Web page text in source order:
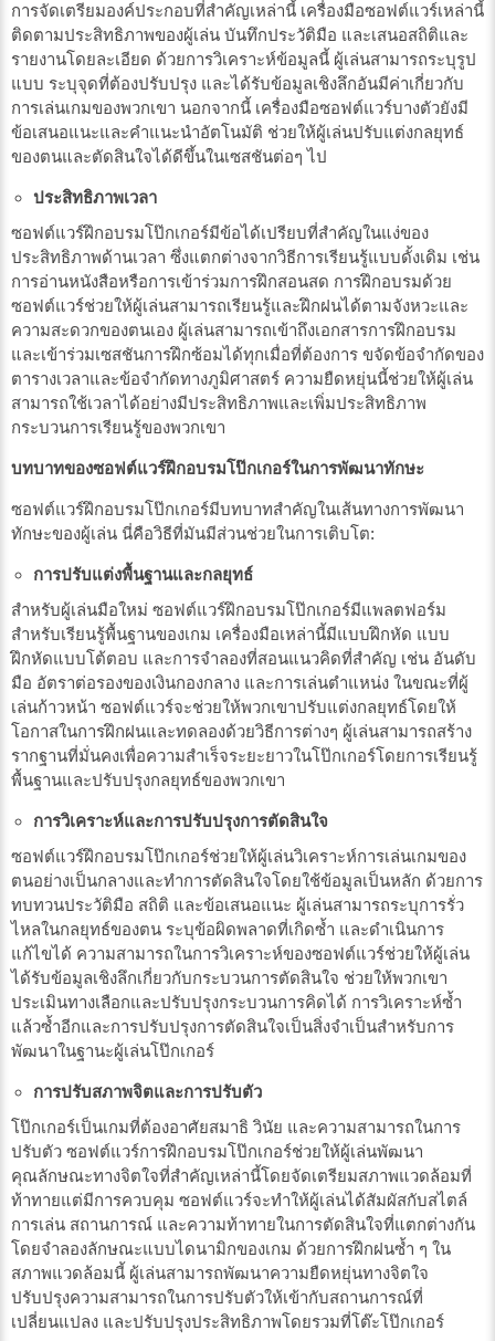
การจัดเตรียมองค์ประกอบที่สำคัญเหล่านี้ เครื่องมือซอฟต์แวร์เหล่านี้
ติดตามประสิทธิภาพของผู้เล่น บันทึกประวัติมือ และเสนอสถิติและ
รายงานโดยละเอียด ด้วยการวิเคราะห์ข้อมูลนี้ ผู้เล่นสามารถระบุรูป
แบบ ระบุจุดที่ต้องปรับปรุง และได้รับข้อมูลเชิงลึกอันมีค่าเกี่ยวกับ
การเล่นเกมของพวกเขา นอกจากนี้ เครื่องมือซอฟต์แวร์บางตัวยังมี
ข้อเสนอแนะและคำแนะนำอัตโนมัติ ช่วยให้ผู้เล่นปรับแต่งกลยุทธ์
ของตนและตัดสินใจได้ดีขึ้นในเซสชันต่อๆ ไป
ประสิทธิภาพเวลา
ซอฟต์แวร์ฝึกอบรมโป๊กเกอร์มีข้อได้เปรียบที่สำคัญในแง่ของ
ประสิทธิภาพด้านเวลา ซึ่งแตกต่างจากวิธีการเรียนรู้แบบดั้งเดิม เช่น
การอ่านหนังสือหรือการเข้าร่วมการฝึกสอนสด การฝึกอบรมด้วย
ซอฟต์แวร์ช่วยให้ผู้เล่นสามารถเรียนรู้และฝึกฝนได้ตามจังหวะและ
ความสะดวกของตนเอง ผู้เล่นสามารถเข้าถึงเอกสารการฝึกอบรม
และเข้าร่วมเซสชันการฝึกซ้อมได้ทุกเมื่อที่ต้องการ ขจัดข้อจำกัดของ
ตารางเวลาและข้อจำกัดทางภูมิศาสตร์ ความยืดหยุ่นนี้ช่วยให้ผู้เล่น
สามารถใช้เวลาได้อย่างมีประสิทธิภาพและเพิ่มประสิทธิภาพ
กระบวนการเรียนรู้ของพวกเขา
บทบาทของซอฟต์แวร์ฝึกอบรมโป๊กเกอร์ในการพัฒนาทักษะ
ซอฟต์แวร์ฝึกอบรมโป๊กเกอร์มีบทบาทสำคัญในเส้นทางการพัฒนา
ทักษะของผู้เล่น นี่คือวิธีที่มันมีส่วนช่วยในการเติบโต:
การปรับแต่งพื้นฐานและกลยุทธ์
สำหรับผู้เล่นมือใหม่ ซอฟต์แวร์ฝึกอบรมโป๊กเกอร์มีแพลตฟอร์ม
สำหรับเรียนรู้พื้นฐานของเกม เครื่องมือเหล่านี้มีแบบฝึกหัด แบบ
ฝึกหัดแบบโต้ตอบ และการจำลองที่สอนแนวคิดที่สำคัญ เช่น อันดับ
มือ อัตราต่อรองของเงินกองกลาง และการเล่นตำแหน่ง ในขณะที่ผู้
เล่นก้าวหน้า ซอฟต์แวร์จะช่วยให้พวกเขาปรับแต่งกลยุทธ์โดยให้
โอกาสในการฝึกฝนและทดลองด้วยวิธีการต่างๆ ผู้เล่นสามารถสร้าง
รากฐานที่มั่นคงเพื่อความสำเร็จระยะยาวในโป๊กเกอร์โดยการเรียนรู้
พื้นฐานและปรับปรุงกลยุทธ์ของพวกเขา
การวิเคราะห์และการปรับปรุงการตัดสินใจ
ซอฟต์แวร์ฝึกอบรมโป๊กเกอร์ช่วยให้ผู้เล่นวิเคราะห์การเล่นเกมของ
ตนอย่างเป็นกลางและทำการตัดสินใจโดยใช้ข้อมูลเป็นหลัก ด้วยการ
ทบทวนประวัติมือ สถิติ และข้อเสนอแนะ ผู้เล่นสามารถระบุการรั่ว
ไหลในกลยุทธ์ของตน ระบุข้อผิดพลาดที่เกิดซ้ำ และดำเนินการ
แก้ไขได้ ความสามารถในการวิเคราะห์ของซอฟต์แวร์ช่วยให้ผู้เล่น
ได้รับข้อมูลเชิงลึกเกี่ยวกับกระบวนการตัดสินใจ ช่วยให้พวกเขา
ประเมินทางเลือกและปรับปรุงกระบวนการคิดได้ การวิเคราะห์ซ้ำ
แล้วซ้ำอีกและการปรับปรุงการตัดสินใจเป็นสิ่งจำเป็นสำหรับการ
พัฒนาในฐานะผู้เล่นโป๊กเกอร์
การปรับสภาพจิตและการปรับตัว
โป๊กเกอร์เป็นเกมที่ต้องอาศัยสมาธิ วินัย และความสามารถในการ
ปรับตัว ซอฟต์แวร์การฝึกอบรมโป๊กเกอร์ช่วยให้ผู้เล่นพัฒนา
คุณลักษณะทางจิตใจที่สำคัญเหล่านี้โดยจัดเตรียมสภาพแวดล้อมที่
ท้าทายแต่มีการควบคุม ซอฟต์แวร์จะทำให้ผู้เล่นได้สัมผัสกับสไตล์
การเล่น สถานการณ์ และความท้าทายในการตัดสินใจที่แตกต่างกัน
โดยจำลองลักษณะแบบไดนามิกของเกม ด้วยการฝึกฝนซ้ำ ๆ ใน
สภาพแวดล้อมนี้ ผู้เล่นสามารถพัฒนาความยืดหยุ่นทางจิตใจ
ปรับปรุงความสามารถในการปรับตัวให้เข้ากับสถานการณ์ที่
เปลี่ยนแปลง และปรับปรุงประสิทธิภาพโดยรวมที่โต๊ะโป๊กเกอร์